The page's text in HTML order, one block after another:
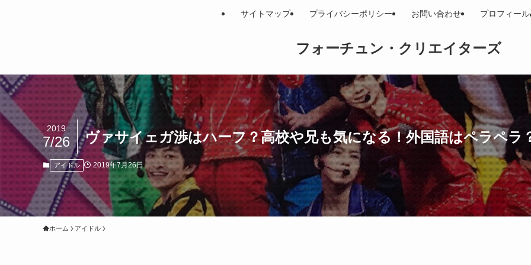
フォーチュン・クリエイターズ
サイトマップ プライバシーポリシー お問い合わせ プロフィール
ヴァサイェガ渉はハーフ？高校や兄も気になる！外国語はペラペラ
2019
7/26
アイドル 2019年7月26日
ホーム アイドル